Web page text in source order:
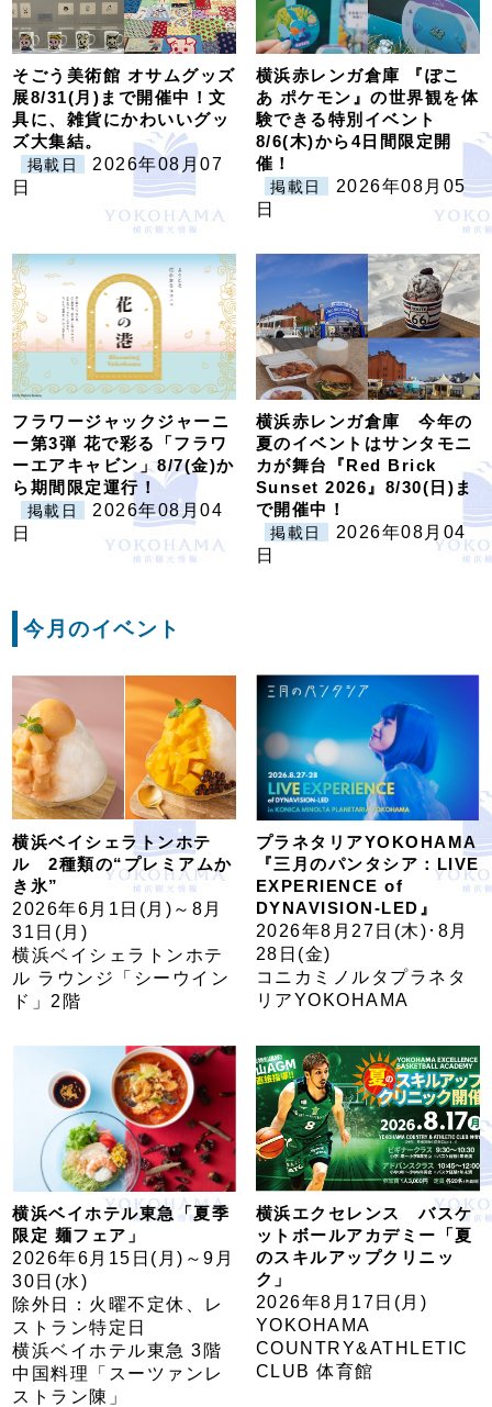
そごう美術館 オサムグッズ
展8/31(月)まで開催中！文
具に、雑貨にかわいいグッ
ズ大集結。
掲載日
2026年08月07
日
横浜赤レンガ倉庫 『ぽこ
あ ポケモン』の世界観を体
験できる特別イベント
8/6(木)から4日間限定開
催！
掲載日
2026年08月05
日
フラワージャックジャーニ
ー第3弾 花で彩る「フラワ
ーエアキャビン」8/7(金)か
ら期間限定運行！
掲載日
2026年08月04
日
横浜赤レンガ倉庫 今年の
夏のイベントはサンタモニ
カが舞台『Red Brick
Sunset 2026』8/30(日)ま
で開催中！
掲載日
2026年08月04
日
今月のイベント
横浜ベイシェラトンホテ
ル 2種類の“プレミアムか
き氷”
2026年6月1日(月)～8月
31日(月)
横浜ベイシェラトンホテ
ル ラウンジ「シーウイン
ド」2階
プラネタリアYOKOHAMA
『三月のパンタシア：LIVE
EXPERIENCE of
DYNAVISION-LED』
2026年8月27日(木)･8月
28日(金)
コニカミノルタプラネタ
リアYOKOHAMA
横浜ベイホテル東急「夏季
限定 麺フェア」
2026年6月15日(月)～9月
30日(水)
除外日：火曜不定休、レ
ストラン特定日
横浜ベイホテル東急 3階
中国料理「スーツァンレ
ストラン陳」
横浜エクセレンス バスケ
ットボールアカデミー「夏
のスキルアップクリニッ
ク」
2026年8月17日(月)
YOKOHAMA
COUNTRY&ATHLETIC
CLUB 体育館